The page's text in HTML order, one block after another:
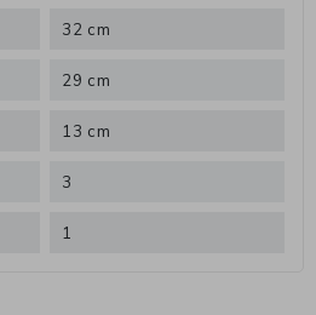
32 cm
29 cm
13 cm
3
1